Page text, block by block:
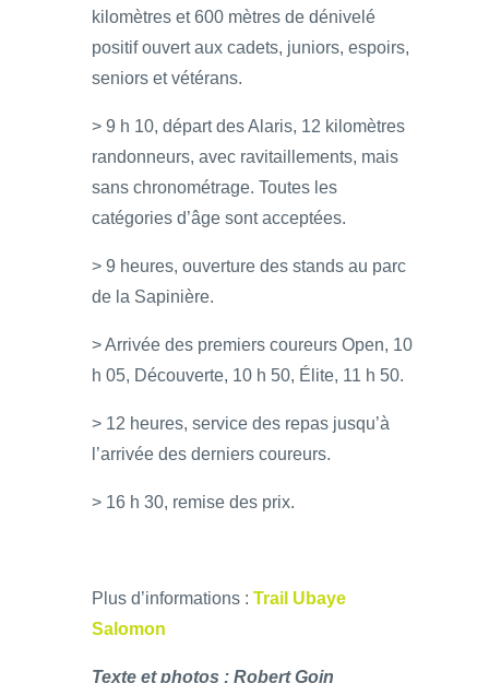
kilomètres et 600 mètres de dénivelé
positif ouvert aux cadets, juniors, espoirs,
seniors et vétérans.
> 9 h 10, départ des Alaris, 12 kilomètres
randonneurs, avec ravitaillements, mais
sans chronométrage. Toutes les
catégories d’âge sont acceptées.
> 9 heures, ouverture des stands au parc
de la Sapinière.
> Arrivée des premiers coureurs Open, 10
h 05, Découverte, 10 h 50, Élite, 11 h 50.
> 12 heures, service des repas jusqu’à
l’arrivée des derniers coureurs.
> 16 h 30, remise des prix.
Plus d’informations : Trail Ubaye
Salomon
Texte et photos : Robert Goin